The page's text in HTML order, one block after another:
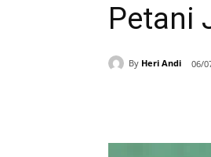
Petani
By Heri Andi 06/